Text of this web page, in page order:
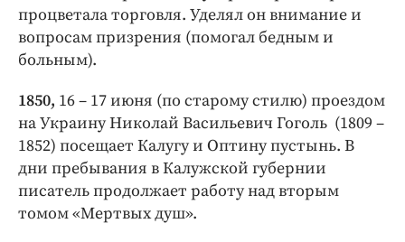
процветала торговля. Уделял он внимание и
вопросам призрения (помогал бедным и
больным).
1850, 16 – 17 июня (по старому стилю) проездом
на Украину Николай Васильевич Гоголь (1809 –
1852) посещает Калугу и Оптину пустынь. В
дни пребывания в Калужской губернии
писатель продолжает работу над вторым
томом «Мертвых душ».